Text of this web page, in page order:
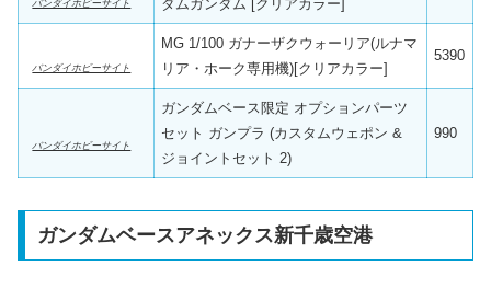
バンダイホビーサイト ダムガンダム [クリアカラー]
バンダイホビーサイト
MG 1/100 ガナーザクウォーリア(ルナマ
リア・ホーク専用機)[クリアカラー]
5390
バンダイホビーサイト
ガンダムベース限定 オプションパーツ
セット ガンプラ (カスタムウェポン &
ジョイントセット 2)
990
ガンダムベースアネックス新千歳空港